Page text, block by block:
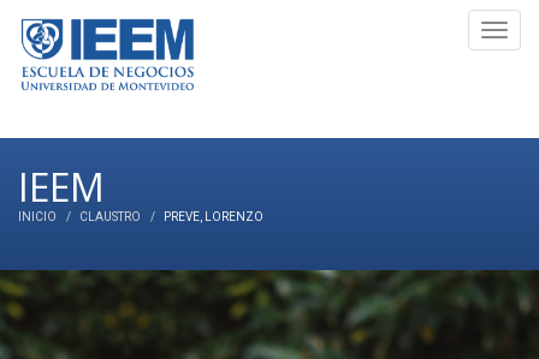
IEEM
INICIO CLAUSTRO PREVE , LORENZO